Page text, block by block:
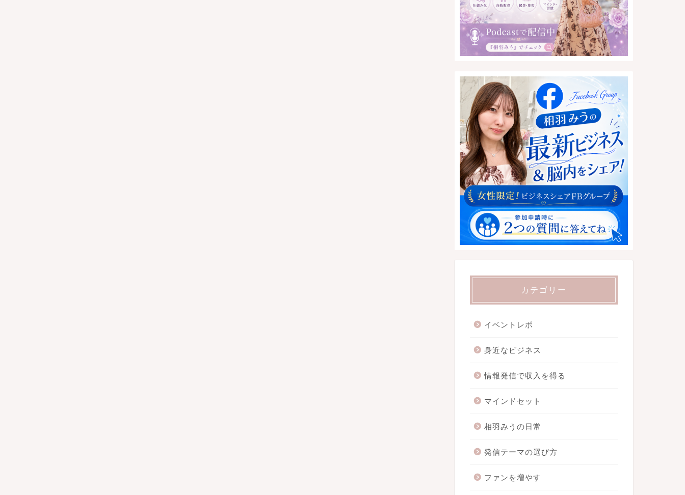
カテゴリー
イベントレポ
身近なビジネス
情報発信で収入を得る
マインドセット
相羽みうの日常
発信テーマの選び方
ファンを増やす